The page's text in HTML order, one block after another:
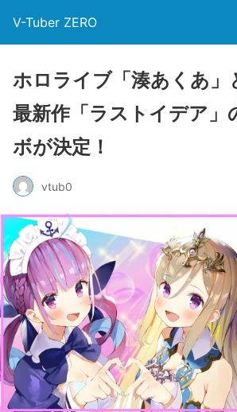
V-Tuber ZERO
ホロライブ「湊あくあ」
最新作「ラストイデア」
ボが決定！
vtub0